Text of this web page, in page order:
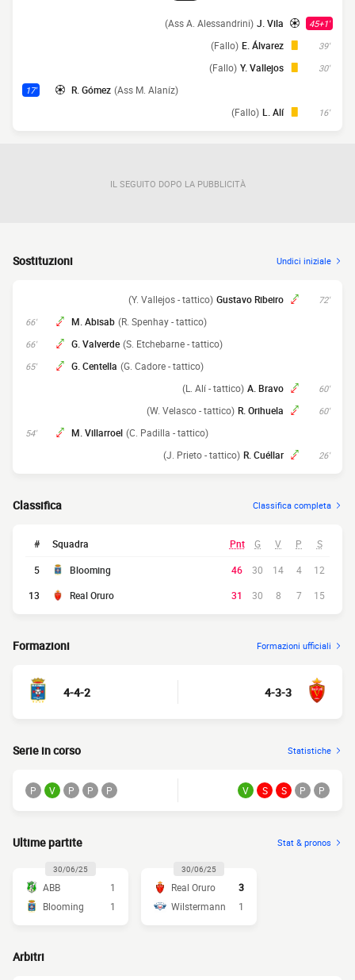
45+1'
J. Vila
(Ass A. Alessandrini)
39'
E. Álvarez
(Fallo)
30'
Y. Vallejos
(Fallo)
17' R. Gómez (Ass M. Alaníz)
16'
L. Alí
(Fallo)
IL SEGUITO DOPO LA PUBBLICITÀ
Sostituzioni Undici iniziale
72'
Gustavo Ribeiro
(Y. Vallejos - tattico)
66' M. Abisab (R. Spenhay - tattico)
66' G. Valverde (S. Etchebarne - tattico)
65' G. Centella (G. Cadore - tattico)
60'
A. Bravo
(L. Alí - tattico)
60'
R. Orihuela
(W. Velasco - tattico)
54' M. Villarroel (C. Padilla - tattico)
26'
R. Cuéllar
(J. Prieto - tattico)
Classifica Classifica completa
# Squadra Pnt G V P S
5 Blooming 46 30 14 4
12
13
Real Oruro 31 30 8 7 15
Formazioni Formazioni ufficiali
4-4-2 4-3-3
Serie in corso Statistiche
P V P P P V S S P P
Ultime partite Stat & pronos
30/06/25
ABB
1
Blooming
1
30/06/25
Real Oruro
3
Wilstermann
1
Arbitri